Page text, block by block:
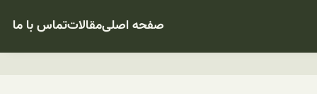
صفحه اصلیمقالاتتماس با ما